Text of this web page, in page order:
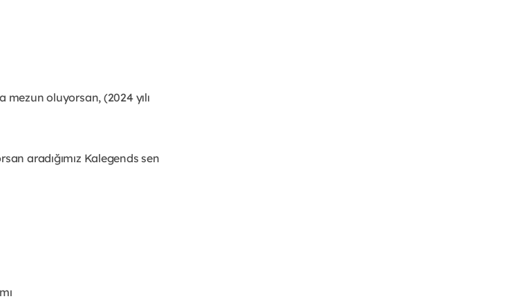
mezun oluyorsan, (2024 yılı
aradığımız Kalegends sen